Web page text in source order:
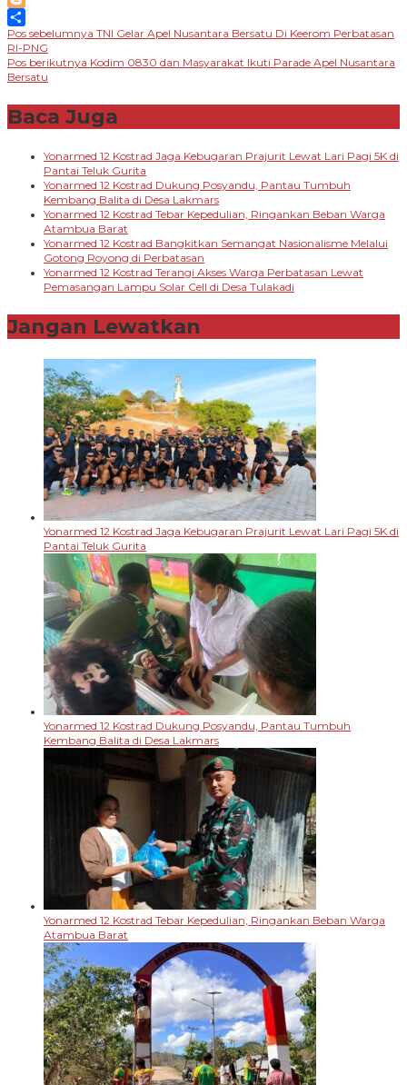
Blogger
Share
Navigasi
pos
Pos sebelumnya TNI Gelar Apel Nusantara Bersatu Di Keerom Perbatasan
RI-PNG
Pos berikutnya Kodim 0830 dan Masyarakat Ikuti Parade Apel Nusantara
Bersatu
Baca Juga
Yonarmed 12 Kostrad Jaga Kebugaran Prajurit Lewat Lari Pagi 5K di
Pantai Teluk Gurita
Yonarmed 12 Kostrad Dukung Posyandu, Pantau Tumbuh
Kembang Balita di Desa Lakmars
Yonarmed 12 Kostrad Tebar Kepedulian, Ringankan Beban Warga
Atambua Barat
Yonarmed 12 Kostrad Bangkitkan Semangat Nasionalisme Melalui
Gotong Royong di Perbatasan
Yonarmed 12 Kostrad Terangi Akses Warga Perbatasan Lewat
Pemasangan Lampu Solar Cell di Desa Tulakadi
Jangan Lewatkan
Yonarmed 12 Kostrad Jaga Kebugaran Prajurit Lewat Lari Pagi 5K di
Pantai Teluk Gurita
Yonarmed 12 Kostrad Dukung Posyandu, Pantau Tumbuh
Kembang Balita di Desa Lakmars
Yonarmed 12 Kostrad Tebar Kepedulian, Ringankan Beban Warga
Atambua Barat